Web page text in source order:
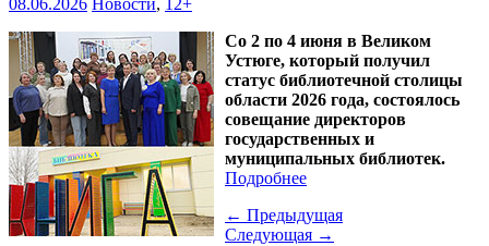
08.06.2026 Новости, 12+
Со 2 по 4 июня в Великом
Устюге, который получил
статус библиотечной столицы
области 2026 года, состоялось
совещание директоров
государственных и
муниципальных библиотек.
Подробнее
← Предыдущая
Следующая →